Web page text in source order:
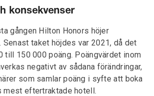
konsekvenser
gången Hilton Honors höjer
Senast taket höjdes var 2021, då det
till 150 000 poäng. Poängvärdet inom
negativt av sådana förändringar,
som samlar poäng i syfte att boka
mest eftertraktade hotell.